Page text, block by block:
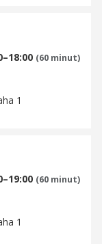
(60 minut)
1
(60 minut)
1